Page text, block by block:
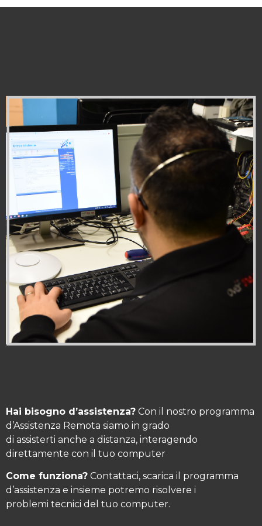
Hai bisogno d’assistenza? Con il nostro programma
d’Assistenza Remota siamo in grado
di assisterti anche a distanza, interagendo
direttamente con il tuo computer
Come funziona? Contattaci, scarica il programma
d’assistenza e insieme potremo risolvere i
problemi tecnici del tuo computer.